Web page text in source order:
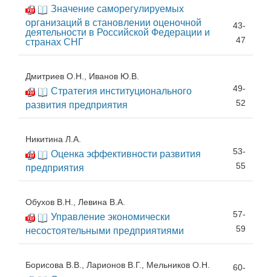
Значение саморегулируемых
организаций в становлении оценочной
деятельности в Российской Федерации и
странах СНГ
43-
47
Дмитриев О.Н., Иванов Ю.В.
Стратегия институционального
развития предприятия
49-
52
Никитина Л.А.
Оценка эффективности развития
предприятия
53-
55
Обухов В.Н., Левина В.А.
Управление экономически
несостоятельными предприятиями
57-
59
Борисова В.В., Ларионов В.Г., Мельников О.Н.
60-